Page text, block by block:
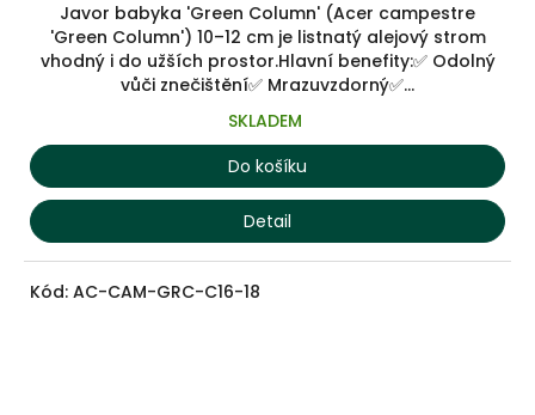
Javor babyka 'Green Column' (Acer campestre
'Green Column') 10–12 cm je listnatý alejový strom
vhodný i do užších prostor.Hlavní benefity:✅ Odolný
vůči znečištění✅ Mrazuvzdorný✅...
SKLADEM
Do košíku
Detail
Kód: AC-CAM-GRC-C16-18